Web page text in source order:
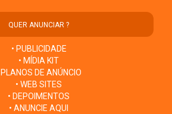
QUER ANUNCIAR ?
• PUBLICIDADE
• MÍDIA KIT
PLANOS DE ANÚNCIO
• WEB SITES
• DEPOIMENTOS
• ANUNCIE AQUI